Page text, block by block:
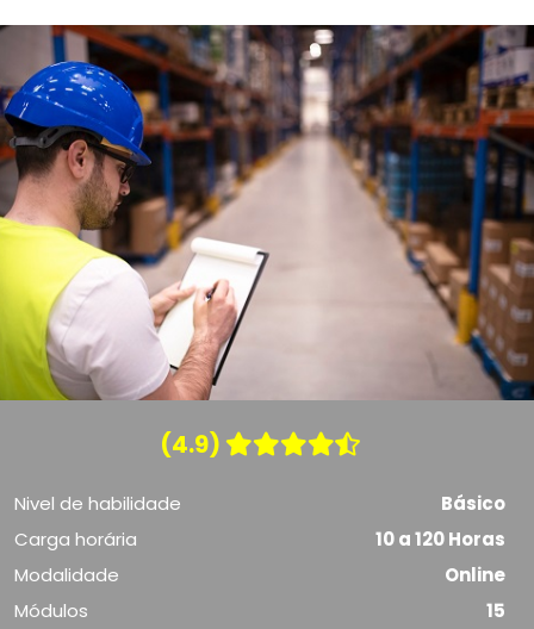
(4.9)
Nivel de habilidade
Básico
Carga horária
10 a 120 Horas
Modalidade
Online
Módulos
15